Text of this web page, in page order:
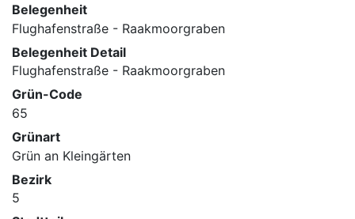
Belegenheit
Flughafenstraße - Raakmoorgraben
Belegenheit Detail
Flughafenstraße - Raakmoorgraben
Grün-Code
65
Grünart
Grün an Kleingärten
Bezirk
5